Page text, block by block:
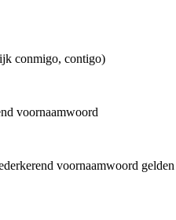
conmigo, contigo)
voornaamwoord
voornaamwoord